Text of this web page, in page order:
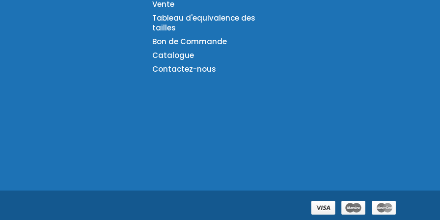
AJOUTER AU PANIER
Vente
Tableau d'equivalence des
tailles
Bon de Commande
Catalogue
Contactez-nous